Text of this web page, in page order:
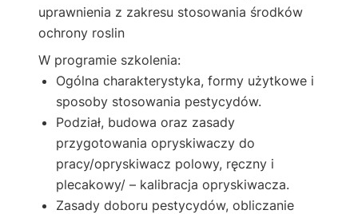
uprawnienia z zakresu stosowania środków
ochrony roslin
W programie szkolenia:
Ogólna charakterystyka, formy użytkowe i
sposoby stosowania pestycydów.
Podział, budowa oraz zasady
przygotowania opryskiwaczy do
pracy/opryskiwacz polowy, ręczny i
plecakowy/ – kalibracja opryskiwacza.
Zasady doboru pestycydów, obliczanie